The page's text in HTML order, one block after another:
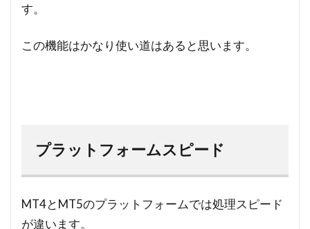
す。
この機能はかなり使い道はあると思います。
プラットフォームスピード
MT4とMT5のプラットフォームでは処理スピード
が違います。